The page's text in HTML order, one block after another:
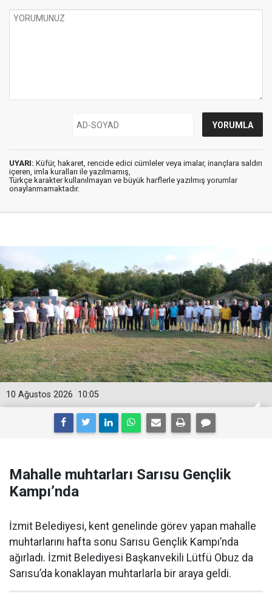
UYARI: Küfür, hakaret, rencide edici cümleler veya imalar, inançlara saldırı
içeren, imla kuralları ile yazılmamış,
Türkçe karakter kullanılmayan ve büyük harflerle yazılmış yorumlar
onaylanmamaktadır.
10:05
10 Ağustos 2026
Mahalle muhtarları Sarısu Gençlik
Kampı’nda
İzmit Belediyesi, kent genelinde görev yapan mahalle
muhtarlarını hafta sonu Sarısu Gençlik Kampı’nda
ağırladı. İzmit Belediyesi Başkanvekili Lütfü Obuz da
Sarısu’da konaklayan muhtarlarla bir araya geldi.